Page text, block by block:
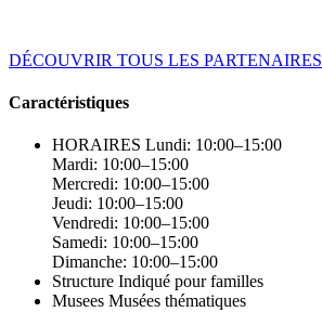
DÉCOUVRIR TOUS LES PARTENAIRES
Caractéristiques
HORAIRES Lundi: 10:00–15:00
Mardi: 10:00–15:00
Mercredi: 10:00–15:00
Jeudi: 10:00–15:00
Vendredi: 10:00–15:00
Samedi: 10:00–15:00
Dimanche: 10:00–15:00
Structure Indiqué pour familles
Musees Musées thématiques